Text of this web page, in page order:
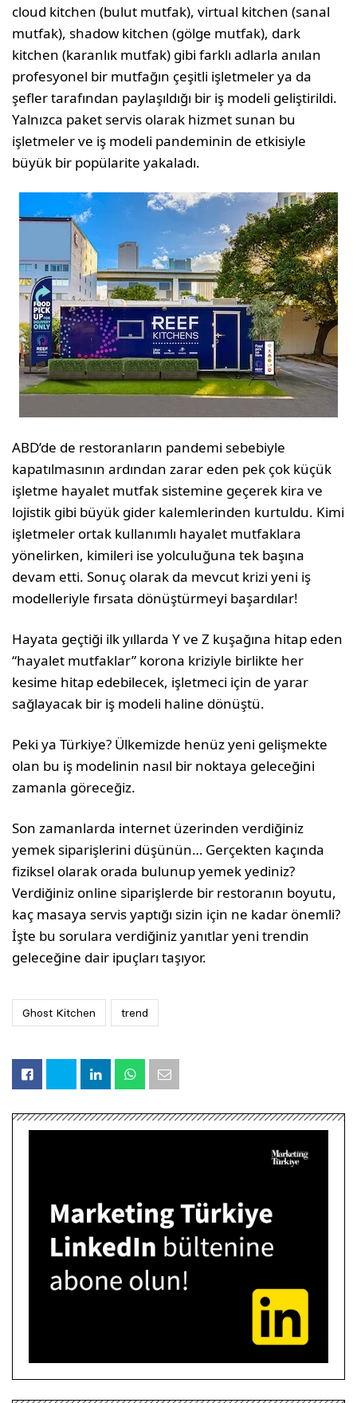
cloud kitchen (bulut mutfak), virtual kitchen (sanal
mutfak), shadow kitchen (gölge mutfak), dark
kitchen (karanlık mutfak) gibi farklı adlarla anılan
profesyonel bir mutfağın çeşitli işletmeler ya da
şefler tarafından paylaşıldığı bir iş modeli geliştirildi.
Yalnızca paket servis olarak hizmet sunan bu
işletmeler ve iş modeli pandeminin de etkisiyle
büyük bir popülarite yakaladı.
ABD’de de restoranların pandemi sebebiyle
kapatılmasının ardından zarar eden pek çok küçük
işletme hayalet mutfak sistemine geçerek kira ve
lojistik gibi büyük gider kalemlerinden kurtuldu. Kimi
işletmeler ortak kullanımlı hayalet mutfaklara
yönelirken, kimileri ise yolculuğuna tek başına
devam etti. Sonuç olarak da mevcut krizi yeni iş
modelleriyle fırsata dönüştürmeyi başardılar!
Hayata geçtiği ilk yıllarda Y ve Z kuşağına hitap eden
“hayalet mutfaklar” korona kriziyle birlikte her
kesime hitap edebilecek, işletmeci için de yarar
sağlayacak bir iş modeli haline dönüştü.
Peki ya Türkiye? Ülkemizde henüz yeni gelişmekte
olan bu iş modelinin nasıl bir noktaya geleceğini
zamanla göreceğiz.
Son zamanlarda internet üzerinden verdiğiniz
yemek siparişlerini düşünün… Gerçekten kaçında
fiziksel olarak orada bulunup yemek yediniz?
Verdiğiniz online siparişlerde bir restoranın boyutu,
kaç masaya servis yaptığı sizin için ne kadar önemli?
İşte bu sorulara verdiğiniz yanıtlar yeni trendin
geleceğine dair ipuçları taşıyor.
Ghost Kitchen trend